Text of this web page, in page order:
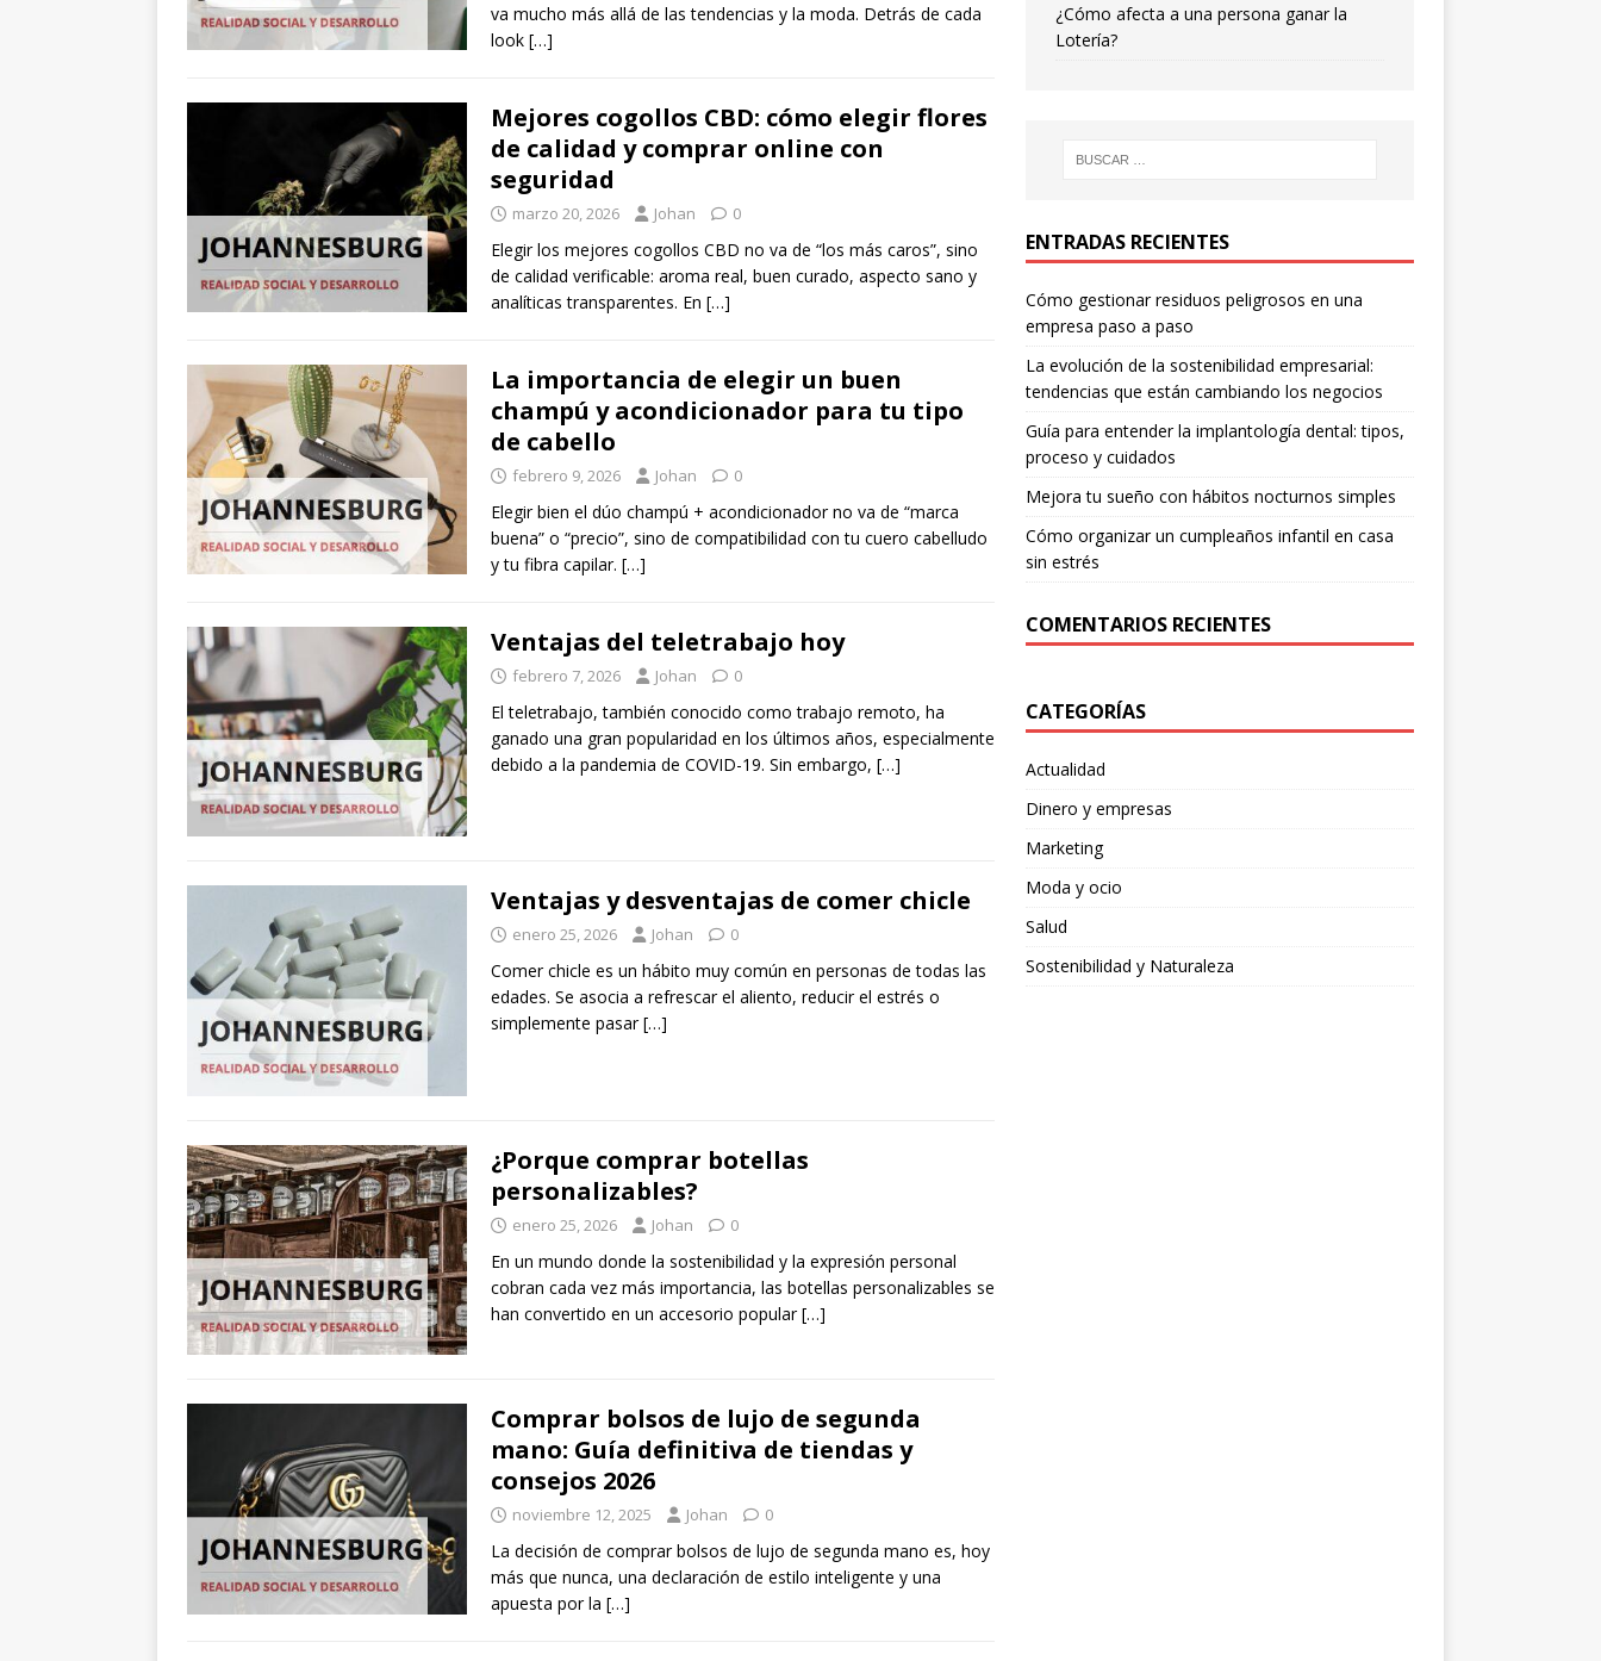
va mucho más allá de las tendencias y la moda. Detrás de cada
look […]
Mejores cogollos CBD: cómo elegir flores
de calidad y comprar online con
seguridad
marzo 20, 2026 Johan 0
Elegir los mejores cogollos CBD no va de “los más caros”, sino
de calidad verificable: aroma real, buen curado, aspecto sano y
analíticas transparentes. En […]
La importancia de elegir un buen
champú y acondicionador para tu tipo
de cabello
febrero 9, 2026 Johan 0
Elegir bien el dúo champú + acondicionador no va de “marca
buena” o “precio”, sino de compatibilidad con tu cuero cabelludo
y tu fibra capilar. […]
Ventajas del teletrabajo hoy
febrero 7, 2026 Johan 0
El teletrabajo, también conocido como trabajo remoto, ha
ganado una gran popularidad en los últimos años, especialmente
debido a la pandemia de COVID-19. Sin embargo, […]
Ventajas y desventajas de comer chicle
enero 25, 2026 Johan 0
Comer chicle es un hábito muy común en personas de todas las
edades. Se asocia a refrescar el aliento, reducir el estrés o
simplemente pasar[…]
¿Porque comprar botellas
personalizables?
enero 25, 2026 Johan 0
En un mundo donde la sostenibilidad y la expresión personal
cobran cada vez más importancia, las botellas personalizables se
han convertido en un accesorio popular[…]
Comprar bolsos de lujo de segunda
mano: Guía definitiva de tiendas y
consejos 2026
noviembre 12, 2025 Johan 0
La decisión de comprar bolsos de lujo de segunda mano es, hoy
más que nunca, una declaración de estilo inteligente y una
apuesta por la […]
¿Cómo afecta a una persona ganar la
Lotería?
ENTRADAS RECIENTES
Cómo gestionar residuos peligrosos en una
empresa paso a paso
La evolución de la sostenibilidad empresarial:
tendencias que están cambiando los negocios
Guía para entender la implantología dental: tipos,
proceso y cuidados
Mejora tu sueño con hábitos nocturnos simples
Cómo organizar un cumpleaños infantil en casa
sin estrés
COMENTARIOS RECIENTES
CATEGORÍAS
Actualidad
Dinero y empresas
Marketing
Moda y ocio
Salud
Sostenibilidad y Naturaleza